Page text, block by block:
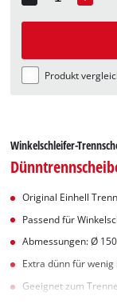
Quantity
Produkt
Winkelschleifer-
Original Einhell
Passend für
Abmessungen: Ø
Extra dünn für
Geeignet zum